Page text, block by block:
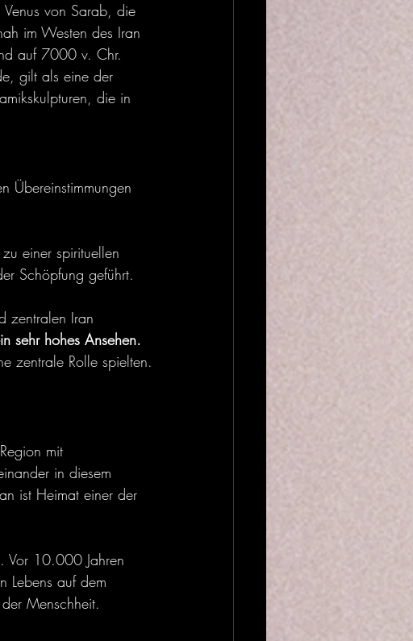
Venus von Sarab, die
im Westen des Iran
auf 7000 v. Chr.
gilt als eine der
die in
Übereinstimmungen
einer spirituellen
Schöpfung geführt.
zentralen Iran
sehr hohes Ansehen.
zentrale Rolle spielten.
mit
in diesem
ist Heimat einer der
Vor 10.000 Jahren
Lebens auf dem
Menschheit.